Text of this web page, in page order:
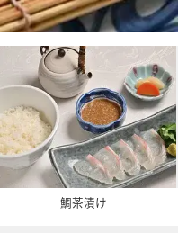
鯛茶漬け